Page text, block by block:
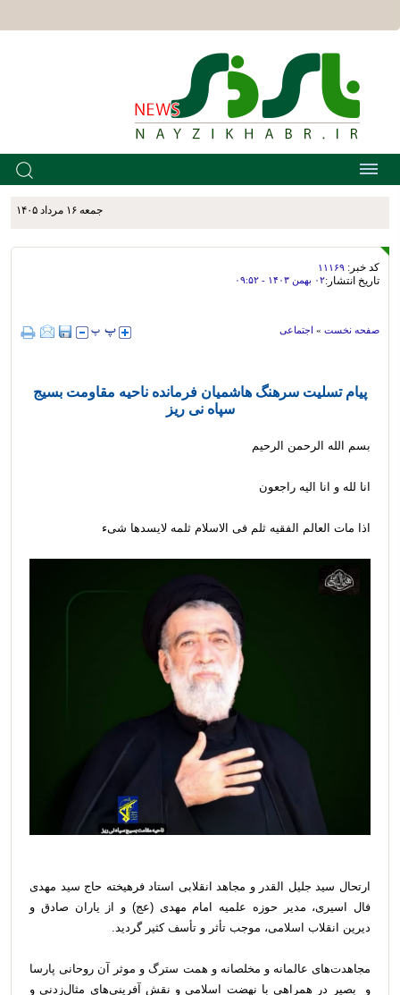
جمعه ۱۶ مرداد ۱۴۰۵
کد خبر: ۱۱۱۶۹
تاریخ انتشار:۰۲ بهمن ۱۴۰۳ - ۰۹:۵۲
صفحه نخست » اجتماعی
پیام تسلیت سرهنگ هاشمیان فرمانده ناحیه مقاومت بسیج
سپاه نی ریز
بسم الله الرحمن الرحیم
انا لله و انا الیه راجعون
اذا مات العالم الفقیه ثلم فی الاسلام ثلمه لایسد‌ها شیء
ارتحال سید جلیل القدر و مجاهد انقلابی استاد فرهیخته حاج سید مهدی
فال اسیری، مدیر حوزه علمیه امام مهدی (عج) و از یاران صادق و
دیرین انقلاب اسلامی، موجب تأثر و تأسف کثیر گردید.
مجاهدت‌های عالمانه و مخلصانه و همت سترگ و موثر آن روحانی پارسا
و بصیر در همراهی با نهضت اسلامی و نقش آفرینی‌های مثال‌زدنی و